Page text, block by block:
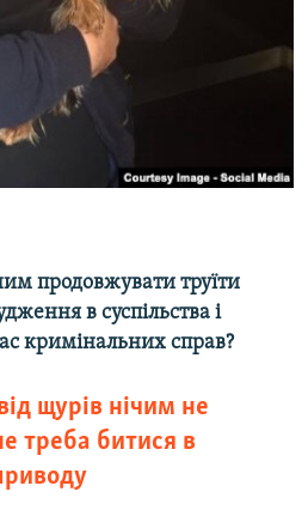
продовжувати труїти
в суспільства і
кримінальних справ?
щурів нічим не
треба битися в